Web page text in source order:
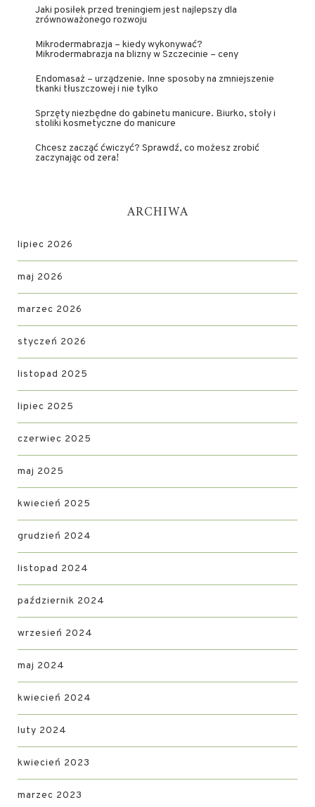
Jaki posiłek przed treningiem jest najlepszy dla
zrównoważonego rozwoju
Mikrodermabrazja – kiedy wykonywać?
Mikrodermabrazja na blizny w Szczecinie – ceny
Endomasaż – urządzenie. Inne sposoby na zmniejszenie
tkanki tłuszczowej i nie tylko
Sprzęty niezbędne do gabinetu manicure. Biurko, stoły i
stoliki kosmetyczne do manicure
Chcesz zacząć ćwiczyć? Sprawdź, co możesz zrobić
zaczynając od zera!
ARCHIWA
lipiec 2026
maj 2026
marzec 2026
styczeń 2026
listopad 2025
lipiec 2025
czerwiec 2025
maj 2025
kwiecień 2025
grudzień 2024
listopad 2024
październik 2024
wrzesień 2024
maj 2024
kwiecień 2024
luty 2024
kwiecień 2023
marzec 2023